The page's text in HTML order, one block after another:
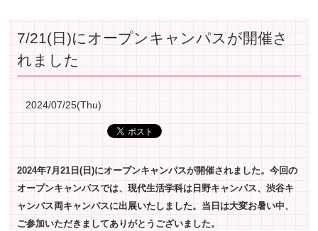
7/21(日)にオープンキャンパスが開催さ
れました
2024/07/25(Thu)
2024年7月21日(日)にオープンキャンパスが開催されました。今回の
オープンキャンパスでは、現代生活学科は日野キャンパス、渋谷キ
ャンパス両キャンパスに出展いたしました。当日は大変お暑い中、
ご参加いただきましてありがとうございました。